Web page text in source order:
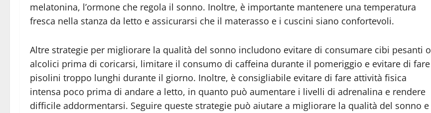
melatonina, l’ormone che regola il sonno. Inoltre, è importante mantenere una temperatura
fresca nella stanza da letto e assicurarsi che il materasso e i cuscini siano confortevoli.
Altre strategie per migliorare la qualità del sonno includono evitare di consumare cibi pesanti o
alcolici prima di coricarsi, limitare il consumo di caffeina durante il pomeriggio e evitare di fare
pisolini troppo lunghi durante il giorno. Inoltre, è consigliabile evitare di fare attività fisica
intensa poco prima di andare a letto, in quanto può aumentare i livelli di adrenalina e rendere
difficile addormentarsi. Seguire queste strategie può aiutare a migliorare la qualità del sonno e